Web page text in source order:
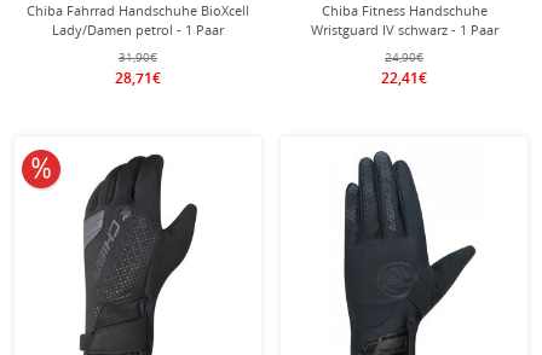
Chiba Fahrrad Handschuhe BioXcell
Lady/Damen petrol - 1 Paar
31,90€
28,71€
Chiba Fitness Handschuhe
Wristguard IV schwarz - 1 Paar
24,90€
22,41€
10% reduziert